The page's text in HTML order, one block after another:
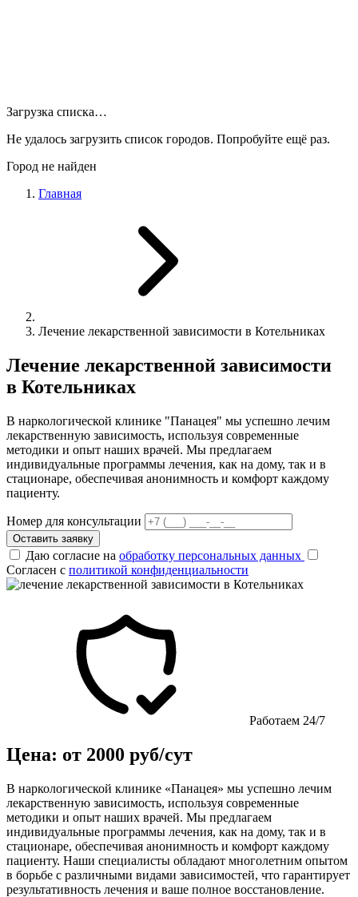
Загрузка списка…
Не удалось загрузить список городов. Попробуйте ещё раз.
Город не найден
Главная
Лечение лекарственной зависимости в Котельниках
Лечение лекарственной зависимости
в Котельниках
В наркологической клинике "Панацея" мы успешно лечим
лекарственную зависимость, используя современные
методики и опыт наших врачей. Мы предлагаем
индивидуальные программы лечения, как на дому, так и в
стационаре, обеспечивая анонимность и комфорт каждому
пациенту.
Номер для консультации
Оставить заявку
Даю согласие на обработку персональных данных
Согласен с политикой конфиденциальности
Работаем 24/7
Цена: от 2000 руб/сут
В наркологической клинике «Панацея» мы успешно лечим
лекарственную зависимость, используя современные
методики и опыт наших врачей. Мы предлагаем
индивидуальные программы лечения, как на дому, так и в
стационаре, обеспечивая анонимность и комфорт каждому
пациенту. Наши специалисты обладают многолетним опытом
в борьбе с различными видами зависимостей, что гарантирует
результативность лечения и ваше полное восстановление.